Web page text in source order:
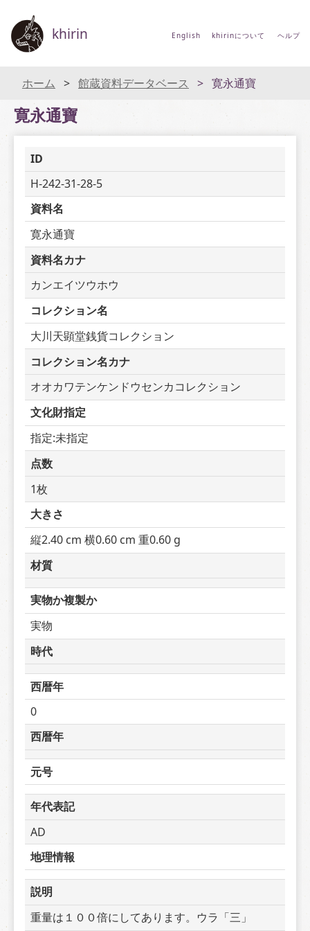
khirin English khirinについて ヘルプ
ホーム 館蔵資料データベース 寛永通寶
寛永通寶
ID
H-242-31-28-5
資料名
寛永通寶
資料名カナ
カンエイツウホウ
コレクション名
大川天顕堂銭貨コレクション
コレクション名カナ
オオカワテンケンドウセンカコレクション
文化財指定
指定:未指定
点数
1枚
大きさ
縦2.40 cm 横0.60 cm 重0.60 g
材質
実物か複製か
実物
時代
西暦年
0
西暦年
元号
年代表記
AD
地理情報
説明
重量は１００倍にしてあります。ウラ「三」